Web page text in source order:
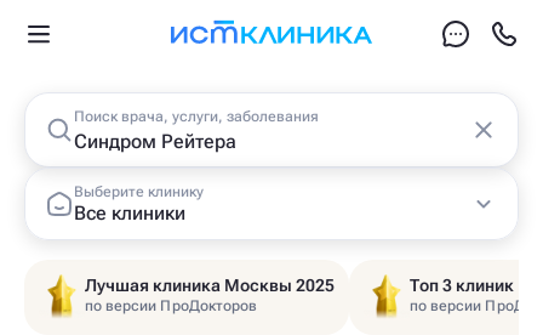
Поиск врача, услуги, заболевания
Выберите клинику
Все клиники
Лучшая клиника Москвы 2025
по версии ПроДокторов
Топ 3 клиник
по версии